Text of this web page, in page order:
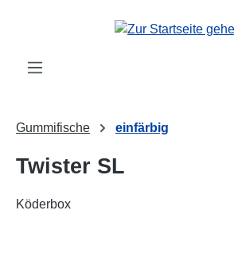
Gummifische einfärbig
Twister SL
Köderbox